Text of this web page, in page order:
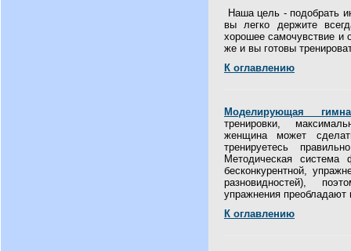
Наша цель - подобрать
вы легко держите
хорошее самочувствие и
же и вы готовы
К оглавлению
Моделирующая
тренировки,
женщина может
тренируетесь
Методическая система
бесконкурентной,
разновидностей),
упражнения
К оглавлению